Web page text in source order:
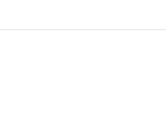
TMMD ke-129 Kodim 0306/50 Kota Pacu